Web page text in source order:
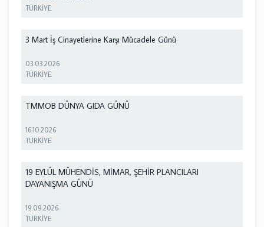
TÜRKİYE
3 Mart İş Cinayetlerine Karşı Mücadele Günü
03.03.2026
TÜRKİYE
TMMOB DÜNYA GIDA GÜNÜ
16.10.2026
TÜRKİYE
19 EYLÜL MÜHENDİS, MİMAR, ŞEHİR PLANCILARI
DAYANIŞMA GÜNÜ
19.09.2026
TÜRKİYE